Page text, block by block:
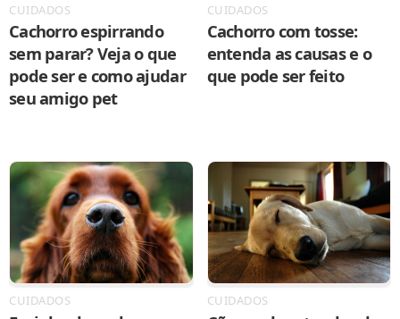
CUIDADOS
Cachorro espirrando
sem parar? Veja o que
pode ser e como ajudar
seu amigo pet
CUIDADOS
Cachorro com tosse:
entenda as causas e o
que pode ser feito
CUIDADOS CUIDADOS